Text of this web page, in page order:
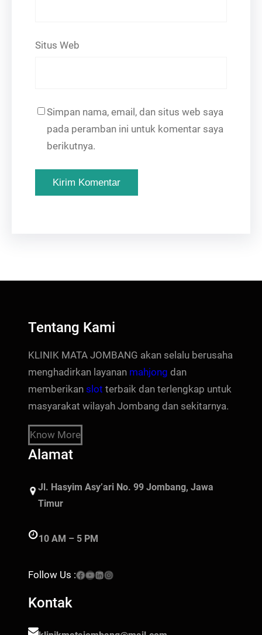
Situs Web
Simpan nama, email, dan situs web saya
pada peramban ini untuk komentar saya
berikutnya.
Tentang Kami
KLINIK MATA JOMBANG akan selalu berusaha
menghadirkan layanan mahjong dan
memberikan slot terbaik dan terlengkap untuk
masyarakat wilayah Jombang dan sekitarnya.
Know More
Alamat
Jl. Hasyim Asy’ari No. 99 Jombang, Jawa
Timur
10 AM – 5 PM
Follow Us :Facebook YouTube LinkedIn Instagram
Kontak